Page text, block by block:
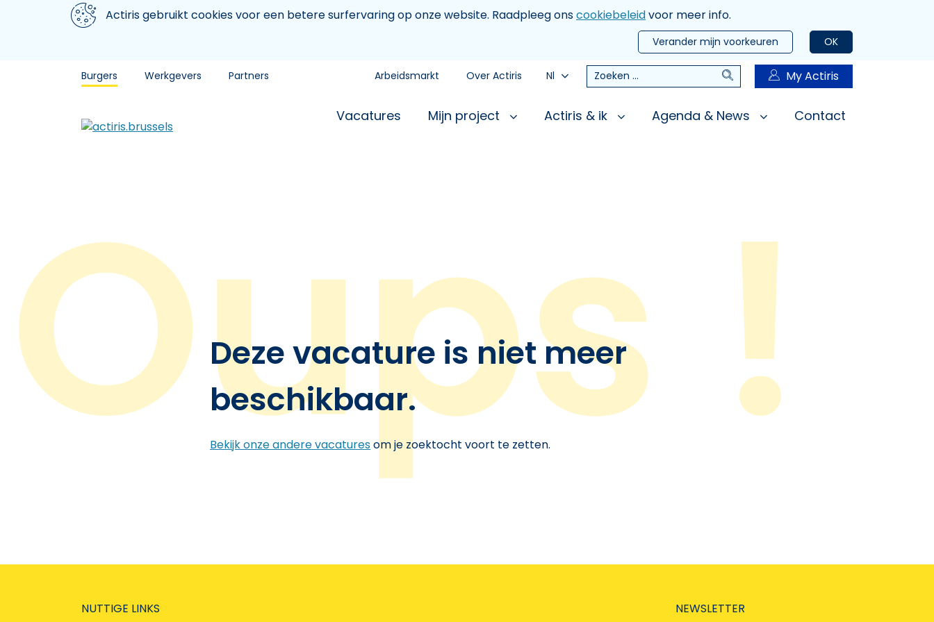
Aller au contenu principal
We gebruiken cookiesActiris gebruikt cookies voor een betere surfervaring op onze website. Raadpleeg onscookiebeleidvoor meer info.
OK
Verander mijn voorkeuren
Burgers Werkgevers Partners Arbeidsmarkt Over Actiris Nl Zoeken Zoeken My Actiris
Vacatures Mijn project Actiris & ik Agenda & News Contact
Deze vacature is niet meer
beschikbaar.
Bekijk onze andere vacaturesom je zoektocht voort te zetten.
NUTTIGE LINKS NEWSLETTER